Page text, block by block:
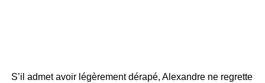
S’il admet avoir légèrement dérapé, Alexandre ne regrette